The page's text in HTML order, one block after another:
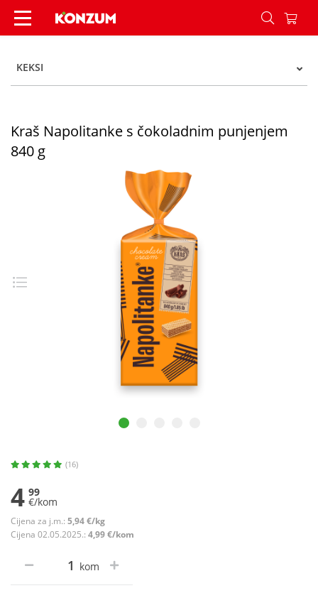
Kraš Napolitanke s čokoladnim punjenjem 840 g
KEKSI
Kraš Napolitanke s čokoladnim punjenjem
840 g
(16)
4 99
€/kom
Cijena za j.m.: 5,94 €/kg
Cijena 02.05.2025.: 4,99 €/kom
kom